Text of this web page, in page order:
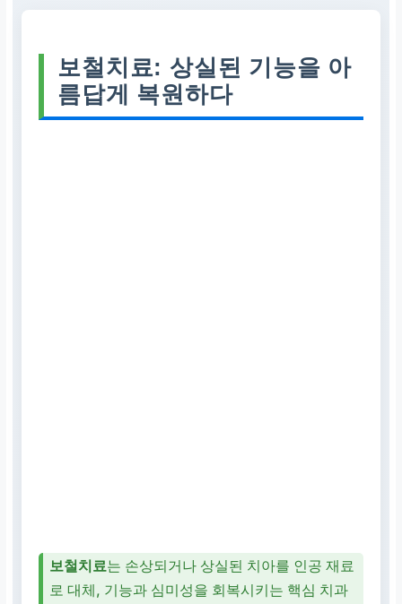
보철치료: 상실된 기능을 아
름답게 복원하다
보철치료는 손상되거나 상실된 치아를 인공 재료
로 대체, 기능과 심미성을 회복시키는 핵심 치과